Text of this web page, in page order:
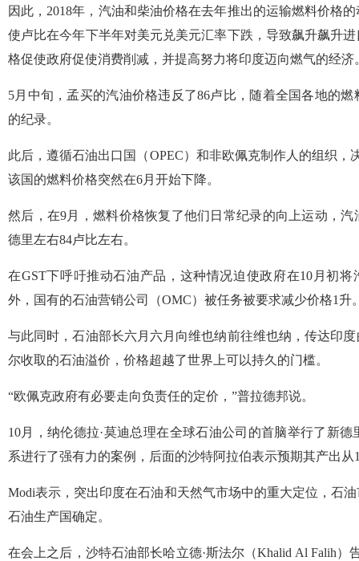
因此，2018年，汽油和柴油价格在去年推出的运输燃料价格
使卢比在今年下半年对美元兑美元汇率下跌，导致飙升飙升
格促使政府促使消费削减，并提高努力将印度迈向燃气的经济
5月中旬，孟买的汽油价格违反了86卢比，随着全国各地的
的纪录。
此后，遵循石油出口国（OPEC）和非欧佩克制作人的组织，
该国的燃料价格突然在6月开始下降。
然后，在9月，燃料价格恢复了他们日常纪录的向上运动，
德里左右84卢比左右。
在GST下呼吁推动石油产品，这种情况迫使政府在10月初
外，国有的石油营销公司（OMC）被任务被要求减少价格1升
与此同时，石油部长六月六月向维也纳前往维也纳，传达印
尔收取的石油溢价，价格超越了世界上可以持久的门槛。
“欧佩克政府有必要走向负责任的定价，”普拉德邦说。
10月，纳伦德拉·莫迪总理在全球石油公司的首脑举行了新
系进行了强有力的案例，后面的沙特阿拉伯表示预期其产出
Modi表示，突出印度在石油和天然气市场中的重大定位，石
石油生产国确定。
在会上之后，沙特石油部长哈立德·斯法尔（Khalid Al Falih